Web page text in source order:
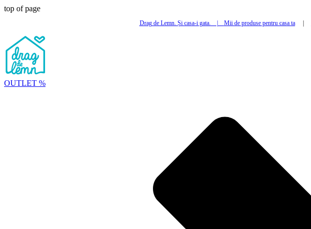
top of page
Drag de Lemn. Și casa-i gata. Mii de produse pentru casa ta|
OUTLET %